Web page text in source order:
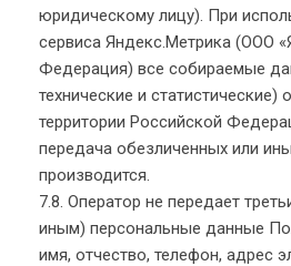
юридическому лицу). При
сервиса Яндекс.Метрика (ООО
Федерация) все собираемые
технические и
территории Российской
передача обезличенных или
производится.
7.8. Оператор не передает
иным) персональные данные
имя, отчество, телефон, адрес